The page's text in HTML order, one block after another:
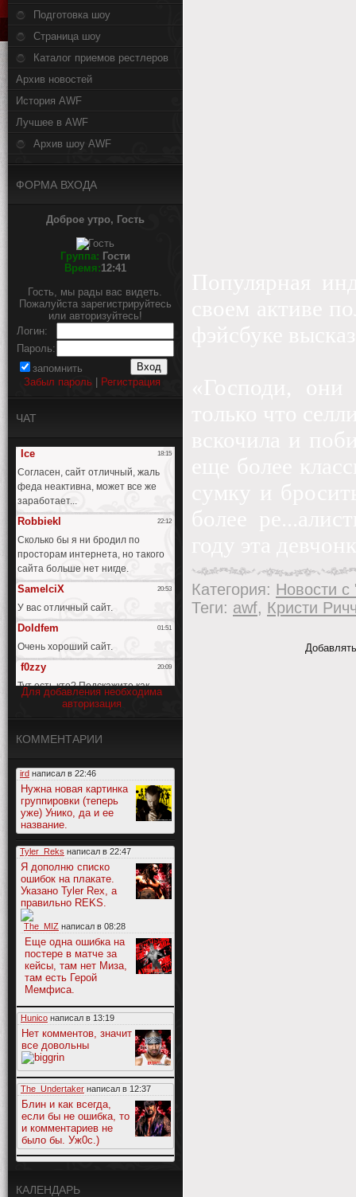
Подготовка шоу
Страница шоу
Каталог приемов рестлеров
Архив новостей
История AWF
Лучшее в AWF
Архив шоу AWF
ФОРМА ВХОДА
Доброе утро, Гость
Группа: Гости
Время:12:41
Гость, мы рады вас видеть.
Пожалуйста зарегистрируйтесь
или авторизуйтесь!
Логин:
Пароль:
запомнить
Забыл пароль
Регистрация
ЧАТ
Для добавления необходима
авторизация
КОММЕНТАРИИ
ird написал в 22:46
Нужна новая картинка
группировки (теперь
уже) Унико, да и ее
название.
Tyler_Reks написал в 22:47
Я дополню списко
ошибок на плакате.
Указано Tyler Rex, а
правильно REKS.
The_MIZ написал в 08:28
Еще одна ошибка на
постере в матче за
кейсы, там нет Миза,
там есть Герой
Мемфиса.
Hunico написал в 13:19
Нет комментов, значит
все довольны
The_Undertaker написал в 12:37
Блин и как всегда,
если бы не ошибка, то
и комментариев не
было бы. Уж0с.)
КАЛЕНДАРЬ
Категория: Новости
Теги: awf, Кристи